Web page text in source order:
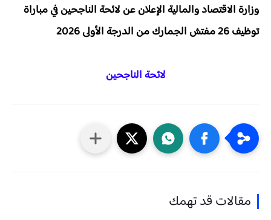
وزارة الاقتصاد والمالية الإعلان عن لائحة الناجحين في مباراة
توظيف 26 مفتش الجمارك من الدرجة الأولى 2026
لائحة الناجحين
مقالات قد تهمك